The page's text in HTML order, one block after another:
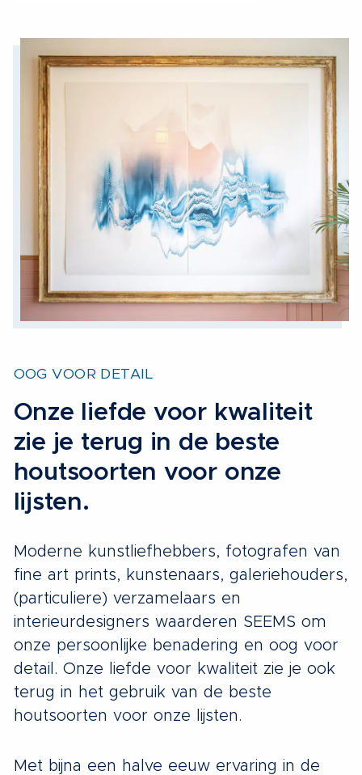
OOG VOOR DETAIL
Onze liefde voor kwaliteit
zie je terug in de beste
houtsoorten voor onze
lijsten.
Moderne kunstliefhebbers, fotografen van
fine art prints, kunstenaars, galeriehouders,
(particuliere) verzamelaars en
interieurdesigners waarderen SEEMS om
onze persoonlijke benadering en oog voor
detail. Onze liefde voor kwaliteit zie je ook
terug in het gebruik van de beste
houtsoorten voor onze lijsten.
Met bijna een halve eeuw ervaring in de